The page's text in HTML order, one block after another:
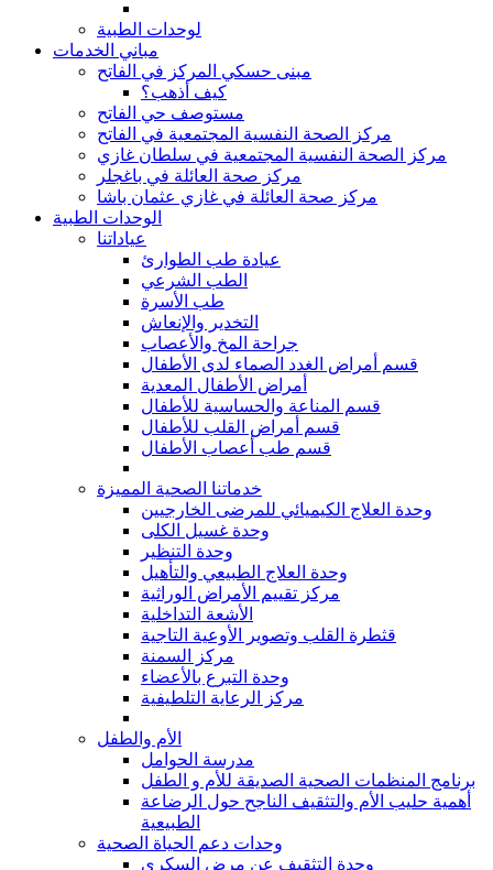
لوحدات الطبية
مباني الخدمات
مبنى حسكي المركز في الفاتح
كيف أذهب؟
مستوصف حي الفاتح
مركز الصحة النفسية المجتمعية في الفاتح
مركز الصحة النفسية المجتمعية في سلطان غازي
مركز صحة العائلة في باغجلر
مركز صحة العائلة في غازي عثمان باشا
الوحدات الطبية
عياداتنا
عيادة طب الطوارئ
الطب الشرعي
طب الأسرة
التخدير والإنعاش
جراحة المخ والأعصاب
قسم أمراض الغدد الصماء لدى الأطفال
أمراض الأطفال المعدية
قسم المناعة والحساسية للأطفال
قسم أمراض القلب للأطفال
قسم طب أعصاب الأطفال
خدماتنا الصحية المميزة
وحدة العلاج الكيميائي للمرضى الخارجيين
وحدة غسيل الكلى
وحدة التنظير
وحدة العلاج الطبيعي والتأهيل
مركز تقييم الأمراض الوراثية
الأشعة التداخلية
قثطرة القلب وتصوير الأوعية التاجية
مركز السمنة
وحدة التبرع بالأعضاء
مركز الرعاية التلطيفية
الأم والطفل
مدرسة الحوامل
برنامج المنظمات الصحية الصديقة للأم و الطفل
أهمية حليب الأم والتثقيف الناجح حول الرضاعة
الطبيعية
وحدات دعم الحياة الصحية
وحدة التثقيف عن مرض السكري